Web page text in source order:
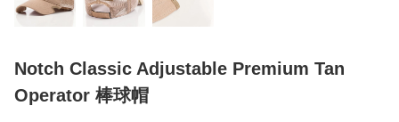
Notch Classic Adjustable Premium Tan
Operator 棒球帽